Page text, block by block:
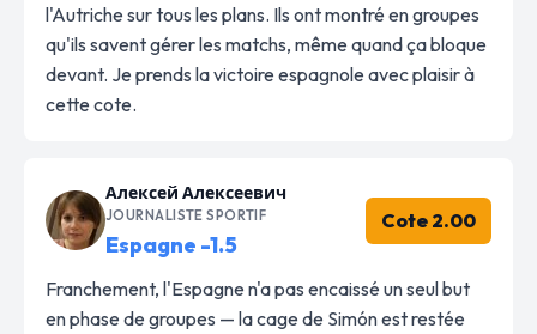
l'Autriche sur tous les plans. Ils ont montré en groupes
qu'ils savent gérer les matchs, même quand ça bloque
devant. Je prends la victoire espagnole avec plaisir à
cette cote.
Алексей Алексеевич
JOURNALISTE SPORTIF
Espagne -1.5
Cote 2.00
Franchement, l'Espagne n'a pas encaissé un seul but
en phase de groupes — la cage de Simón est restée